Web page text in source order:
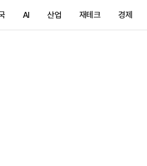
AI 산업 재테크 경제